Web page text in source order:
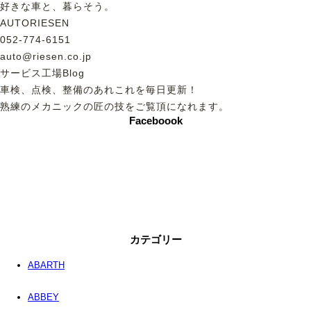
好きな車と、暮らそう。
AUTORIESEN
052-774-6151
auto@riesen.co.jp
サービス工場Blog
車検、点検、整備のあれこれを毎日更新！
熟練のメカニックの匠の技をご覧頂になれます。
Faceboook
カテゴリー
ABARTH
ABBEY